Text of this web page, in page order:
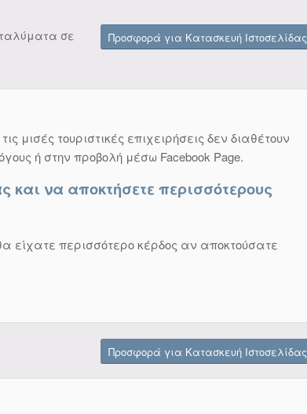
σε
Προσφορά για Κατασκευή Ιστοσελίδας
μισές τουριστικές επιχειρήσεις δεν διαθέτουν
ή στην προβολή μέσω Facebook Page.
και να αποκτήσετε περισσότερους
είχατε περισσότερο κέρδος αν αποκτούσατε
Προσφορά για Κατασκευή Ιστοσελίδας